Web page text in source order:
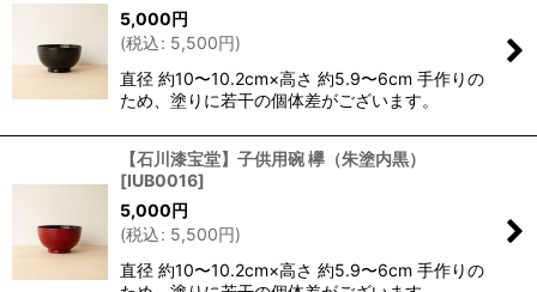
5,000円
(税込: 5,500円)
直径 約10〜10.2cm×高さ 約5.9〜6cm 手作りの
ため、塗りに若干の個体差がございます。
【石川漆宝堂】子供用碗 欅（朱塗内黒）
[IUB0016]
5,000円
(税込: 5,500円)
直径 約10〜10.2cm×高さ 約5.9〜6cm 手作りの